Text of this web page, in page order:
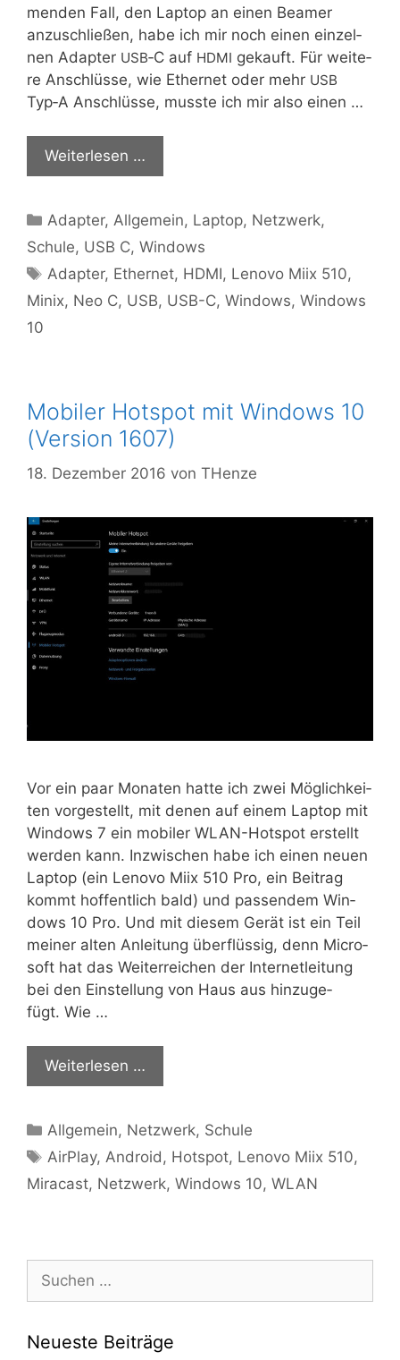
men­den Fall, den Lap­top an einen Bea­mer
anzu­schlie­ßen, habe ich mir noch einen ein­zel­
nen Adap­ter USB‑C auf HDMI gekauft. Für wei­te­
re Anschlüs­se, wie Ether­net oder mehr USB
Typ‑A Anschlüs­se, muss­te ich mir also einen …
Wei­ter­le­sen …
Kategorien
Adapter,Allgemein, Laptop, Netzwerk,
Schule, USB C, Windows
Schlagwörter
Adapter, Ethernet, HDMI, Lenovo Miix 510,
Minix, Neo C, USB, USB-C, Windows, Windows
10
Mobiler Hotspot mit Windows 10
(Version 1607)
18. Dezember 2016 von THenze
Vor ein paar Mona­ten hat­te ich zwei Mög­lich­kei­
ten vor­ge­stellt, mit denen auf einem Lap­top mit
Win­dows 7 ein mobi­ler WLAN-Hot­s­pot erstellt
wer­den kann. Inzwi­schen habe ich einen neu­en
Lap­top (ein Leno­vo Miix 510 Pro, ein Bei­trag
kommt hof­fent­lich bald) und pas­sen­dem Win­
dows 10 Pro. Und mit die­sem Gerät ist ein Teil
mei­ner alten Anlei­tung über­flüs­sig, denn Micro­
soft hat das Wei­ter­rei­chen der Inter­net­lei­tung
bei den Ein­stel­lung von Haus aus hin­zu­ge­
fügt. Wie …
Wei­ter­le­sen …
Kategorien
Allgemein, Netzwerk, Schule
Schlagwörter
AirPlay,Android, Hotspot, Lenovo Miix 510,
Miracast, Netzwerk, Windows 10, WLAN
Suchen
nach:
Neueste Beiträge